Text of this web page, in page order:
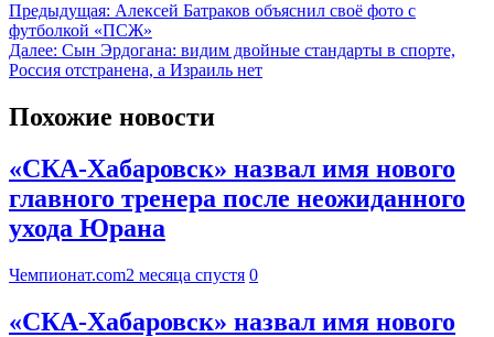
Предыдущая: Алексей Батраков объяснил своё фото с
футболкой «ПСЖ»
Далее: Сын Эрдогана: видим двойные стандарты в спорте,
Россия отстранена, а Израиль нет
Похожие новости
«СКА-Хабаровск» назвал имя нового
главного тренера после неожиданного
ухода Юрана
Чемпионат.com2 месяца спустя 0
«СКА-Хабаровск» назвал имя нового